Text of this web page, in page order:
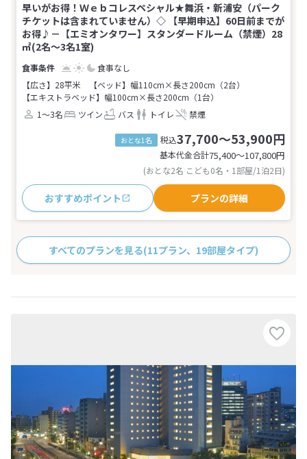
早いがお得！Ｗｅｂコレスペシャル★舞浜・新浦安（パーク
チケットは含まれていません）◇ 【早期申込】60日前までが
お得♪－【エミオンタワー】スタンダードルーム（禁煙）28
㎡(2名～3名1室)
食事なし
【広さ】28平米
【ベッド】幅110cm×長さ200cm（2台）
【エキストラベッド】幅100cm×長さ200cm（1台）
1～3名
ツイン バス トイレ 禁煙
おとな1名 税込37,700～53,900円
基本代金合計75,400〜107,800円
(おとな2名 こども0名・1部屋/1泊2日)
おすすめポイント プランの詳細
すべてのプランを見る(11プラン、19部屋タイプ)